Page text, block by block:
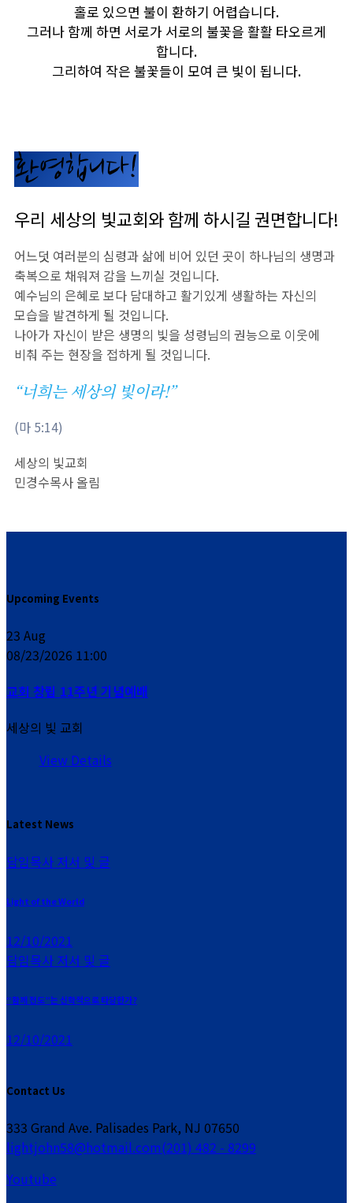
홀로 있으면 불이 환하기 어렵습니다.
그러나 함께 하면 서로가 서로의 불꽃을 활활 타오르게
합니다.
그리하여 작은 불꽃들이 모여 큰 빛이 됩니다.
환영합니다!
우리 세상의 빛교회와 함께 하시길 권면합니다!
어느덧 여러분의 심령과 삶에 비어 있던 곳이 하나님의 생명과
축복으로 채워져 감을 느끼실 것입니다.
예수님의 은혜로 보다 담대하고 활기있게 생활하는 자신의
모습을 발견하게 될 것입니다.
나아가 자신이 받은 생명의 빛을 성령님의 권능으로 이웃에
비춰 주는 현장을 접하게 될 것입니다.
“너희는 세상의 빛이라!”
(마 5:14)
세상의 빛교회
민경수목사 올림
Upcoming Events
23 Aug
08/23/2026 11:00
교회 창립 11주년 기념예배
세상의 빛 교회
View Details
Latest News
담임목사 저서 및 글
Light of the World
12/10/2021
담임목사 저서 및 글
“함께 전도”는 신학적으로 타당한가?
12/10/2021
Contact Us
333 Grand Ave. Palisades Park, NJ 07650
lightjohn58@hotmail.com(201) 482 - 8299
Youtube